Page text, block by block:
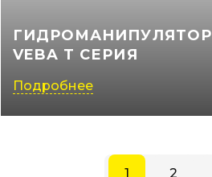
ГИДРОМАНИПУЛЯТОР
VEBA Т СЕРИЯ
Подробнее
1 2